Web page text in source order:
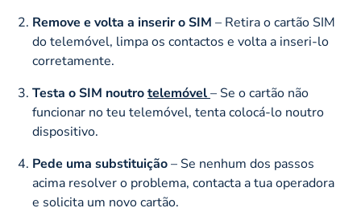
Remove e volta a inserir o SIM – Retira o cartão SIM
do telemóvel, limpa os contactos e volta a inseri-lo
corretamente.
Testa o SIM noutrotelemóvel– Se o cartão não
funcionar no teu telemóvel, tenta colocá-lo noutro
dispositivo.
Pede uma substituição– Se nenhum dos passos
acima resolver o problema, contacta a tua operadora
e solicita um novo cartão.